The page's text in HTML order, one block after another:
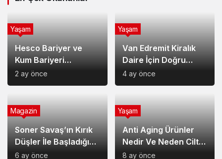
Soner Savaş’ın Kırık
Düşler İle Başladığı
Müzik Serüveni
6 ay önce
Magazin
Anti Aging Ürünler
Nedir Ve Neden Cilt
Bakımında Temel Bir
Yerdedir?
8 ay önce
Akülü Tekerlekli
Sandalye Seçiminde
Dikkat Edilecek
Noktalar: Konfor,
Güvenlik ve Doğru
9 ay önce
Yaşam